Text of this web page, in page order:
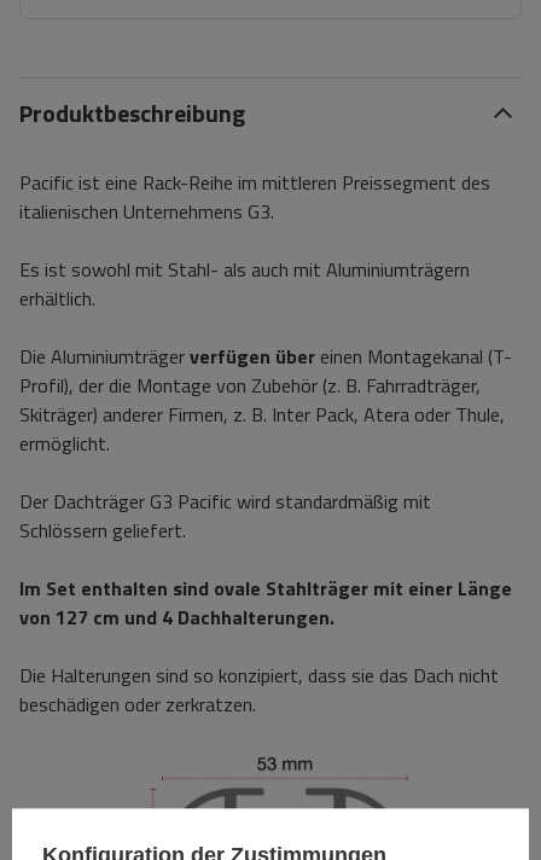
Produktbeschreibung
Pacific ist eine Rack-Reihe im mittleren Preissegment des
italienischen Unternehmens G3.
Es ist sowohl mit Stahl- als auch mit Aluminiumträgern
erhältlich.
Die Aluminiumträgerverfügen über einen Montagekanal (T-
Profil), der die Montage von Zubehör (z. B. Fahrradträger,
Skiträger) anderer Firmen, z. B. Inter Pack, Atera oder Thule,
ermöglicht.
Der Dachträger G3 Pacific wird standardmäßig mit
Schlössern geliefert.
Im Set enthalten sind ovale Stahlträger mit einer Länge
von 127 cm und 4 Dachhalterungen.
Die Halterungen sind so konzipiert, dass sie das Dach nicht
beschädigen oder zerkratzen.